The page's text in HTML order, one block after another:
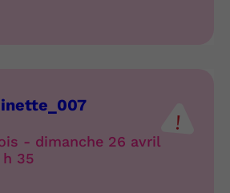
- dimanche 26 avril
35